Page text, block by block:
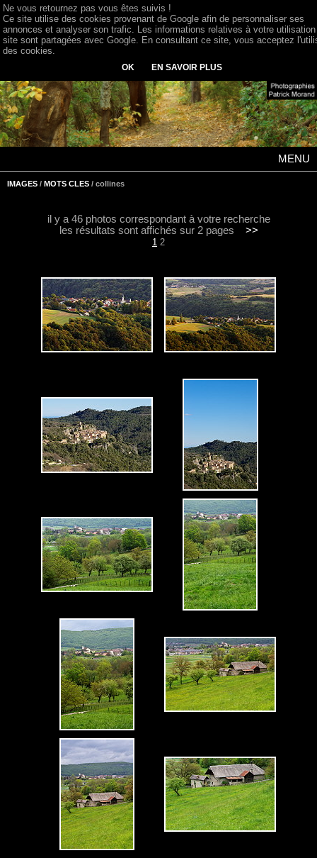
MENU
IMAGES / MOTS CLES / collines
il y a 46 photos correspondant à votre recherche
les résultats sont affichés sur 2 pages >>
1 2
Ne vous retournez pas vous êtes suivis !
Ce site utilise des cookies provenant de Google afin de personnaliser ses
annonces et analyser son trafic. Les informations relatives à votre
site sont partagées avec Google. En consultant ce site, vous acceptez
des cookies.
OK EN SAVOIR PLUS